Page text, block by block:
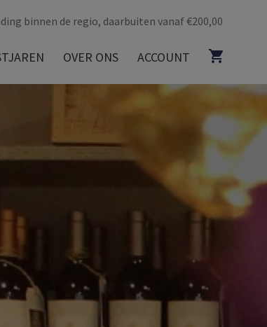
binnen de regio, daarbuiten vanaf €200,00
OVER ONS ACCOUNT